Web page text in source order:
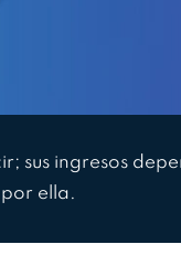
sus ingresos
ella.